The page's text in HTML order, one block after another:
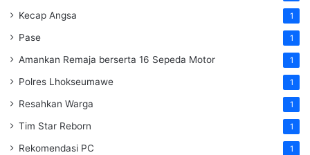
Kecap Angsa 1
Pase 1
Amankan Remaja berserta 16 Sepeda Motor 1
Polres Lhokseumawe 1
Resahkan Warga 1
Tim Star Reborn 1
Rekomendasi PC 1